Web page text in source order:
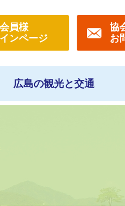
員様
ンページ
協
お
広島の観光と交通